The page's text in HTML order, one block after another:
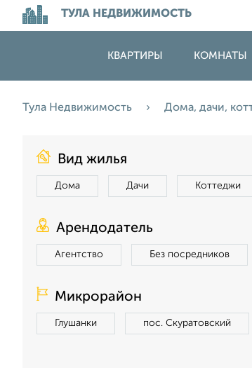
ТУЛА НЕДВИЖИМОСТЬ
КВАРТИРЫ КОМНАТЫ
Тула Недвижимость Дома, дачи,
Вид жилья
Дома Дачи Коттеджи
Арендодатель
Агентство Без посредников
Микрорайон
Глушанки пос. Скуратовский